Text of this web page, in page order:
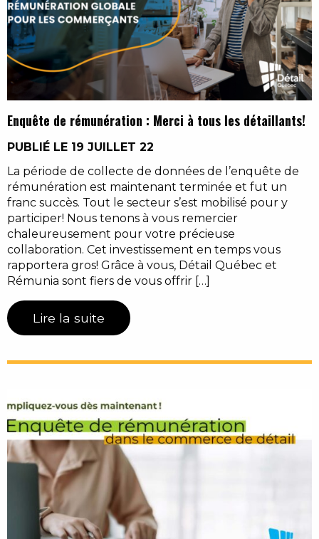
Enquête de rémunération : Merci à tous les détaillants!
PUBLIÉ LE 19 JUILLET 22
La période de collecte de données de l’enquête de
rémunération est maintenant terminée et fut un
franc succès. Tout le secteur s’est mobilisé pour y
participer! Nous tenons à vous remercier
chaleureusement pour votre précieuse
collaboration. Cet investissement en temps vous
rapportera gros! Grâce à vous, Détail Québec et
Rémunia sont fiers de vous offrir […]
Lire la suite